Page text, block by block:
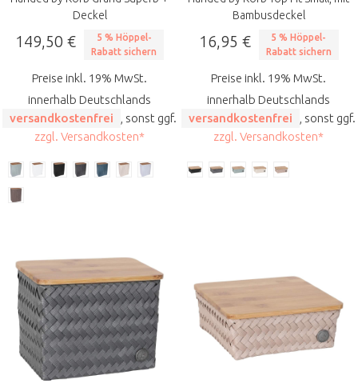
Deckel
149,50 €
5 % Höppel-
Rabatt sichern
Preise inkl. 19% MwSt.
innerhalb Deutschlands
versandkostenfrei
, sonst ggf.
zzgl. Versandkosten*
Bambusdeckel
16,95 €
5 % Höppel-
Rabatt sichern
Preise inkl. 19% MwSt.
innerhalb Deutschlands
versandkostenfrei
, sonst ggf.
zzgl. Versandkosten*